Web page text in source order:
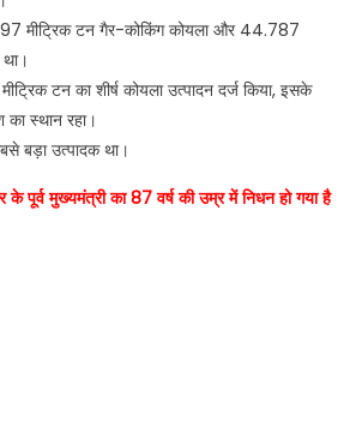
मीट्रिक टन गैर-कोकिंग कोयला और 44.787
टन का शीर्ष कोयला उत्पादन दर्ज किया, इसके
स्थान रहा।
बड़ा उत्पादक था।
पूर्व मुख्यमंत्री का 87 वर्ष की उम्र में निधन हो गया है